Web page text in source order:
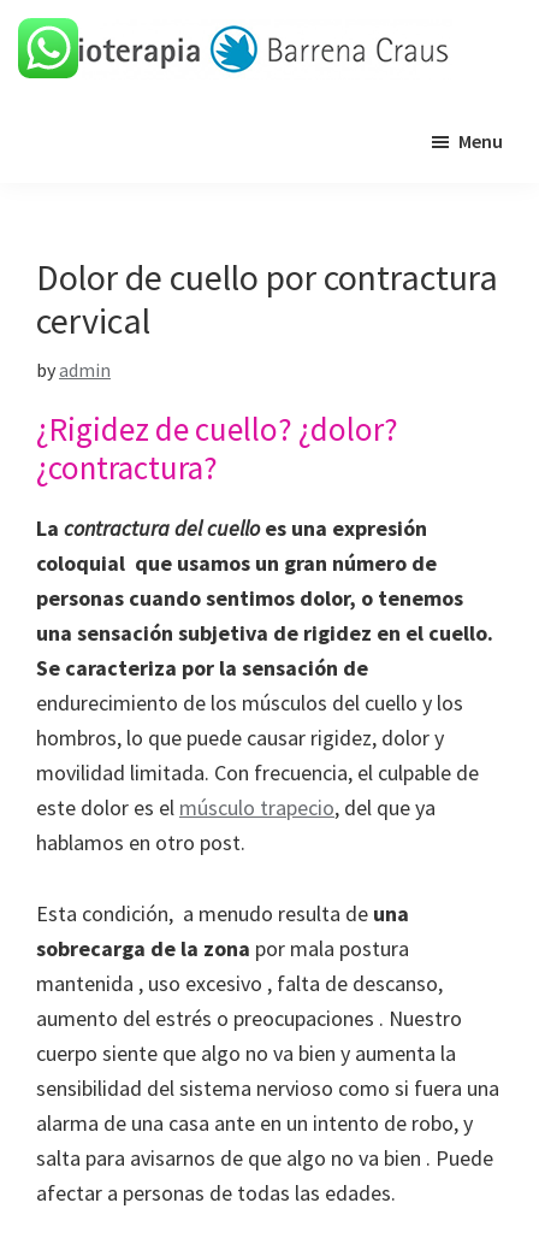
Skip
to
primary
Skip
to
main
Skip
to
primary
Skip
to
footer
Menu
Dolor de cuello por contractura
cervical
byadmin
¿Rigidez de cuello? ¿dolor?
¿contractura?
La contractura del cuelloes una expresión
coloquial que usamos un gran número de
personas cuando sentimos dolor, o tenemos
una sensación subjetiva de rigidez en el cuello.
Se caracteriza por la sensación de
endurecimiento de los músculos del cuello y los
hombros, lo que puede causar rigidez, dolor y
movilidad limitada. Con frecuencia, el culpable de
este dolor es el músculo trapecio, del que ya
hablamos en otro post.
Esta condición, a menudo resulta de una
sobrecarga de la zona por mala postura
mantenida , uso excesivo , falta de descanso,
aumento del estrés o preocupaciones . Nuestro
cuerpo siente que algo no va bien y aumenta la
sensibilidad del sistema nervioso como si fuera una
alarma de una casa ante en un intento de robo, y
salta para avisarnos de que algo no va bien . Puede
afectar a personas de todas las edades.